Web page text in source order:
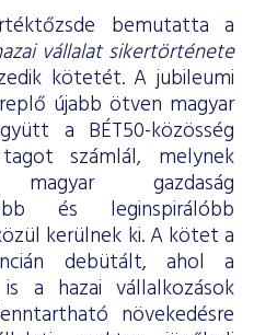
bemutatta a
vállalat sikertörténete
kötetét. A jubileumi
újabb ötven magyar
a BÉT50-közösség
számlál, melynek
gazdaság
és leginspirálóbb
kerülnek ki. A kötet a
debütált, ahol a
a hazai vállalkozások
növekedésre